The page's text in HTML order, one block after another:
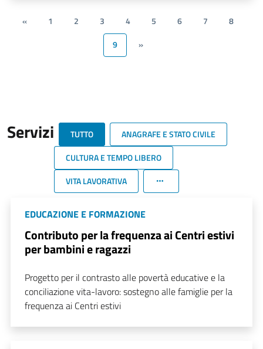
« 1 2 3 4 5 6 7
8
9
»
Servizi TUTTO
ANAGRAFE E STATO CIVILE
CULTURA E TEMPO LIBERO
VITA LAVORATIVA
EDUCAZIONE E FORMAZIONE
Contributo per la frequenza ai Centri estivi
per bambini e ragazzi
Progetto per il contrasto alle povertà educative e la
conciliazione vita-lavoro: sostegno alle famiglie per la
frequenza ai Centri estivi